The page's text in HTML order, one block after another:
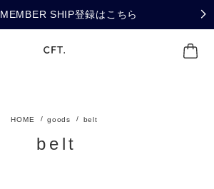
MEMBER SHIP登録はこちら
goods belt
belt